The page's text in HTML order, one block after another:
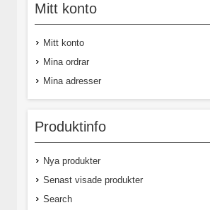
Mitt konto
Mitt konto
Mina ordrar
Mina adresser
Produktinfo
Nya produkter
Senast visade produkter
Search